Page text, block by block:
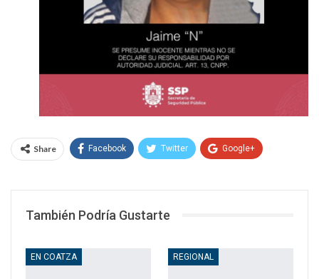
Share Facebook Twitter Google+
También Podría Gustarte
EN COATZA REGIONAL